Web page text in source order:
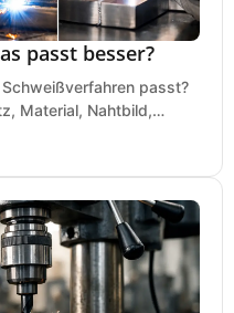
passt besser?
passt?
Material, Nahtbild,